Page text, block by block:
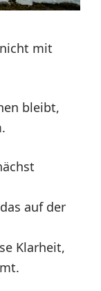
mit
bleibt,
auf der
Klarheit,